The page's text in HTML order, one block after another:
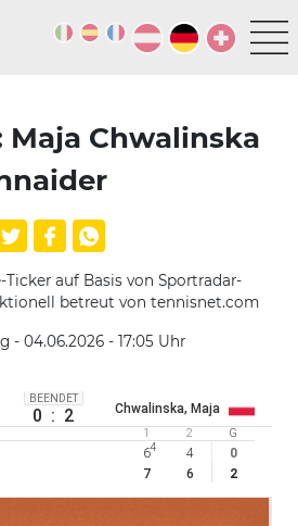
Maja Chwalinska
Ticker auf Basis von Sportradar-
betreut von tennisnet.com
- 04.06.2026 - 17:05 Uhr
BEENDET
0 : 2 Chwalinska, Maja
1 2 G
64 4
0
7 6 2